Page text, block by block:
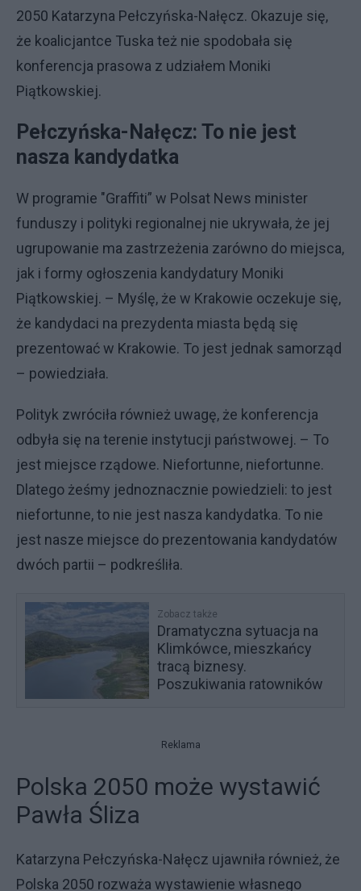
2050 Katarzyna Pełczyńska-Nałęcz. Okazuje się,
że koalicjantce Tuska też nie spodobała się
konferencja prasowa z udziałem Moniki
Piątkowskiej.
Pełczyńska-Nałęcz: To nie jest
nasza kandydatka
W programie "Graffiti” w Polsat News minister
funduszy i polityki regionalnej nie ukrywała, że jej
ugrupowanie ma zastrzeżenia zarówno do miejsca,
jak i formy ogłoszenia kandydatury Moniki
Piątkowskiej. – Myślę, że w Krakowie oczekuje się,
że kandydaci na prezydenta miasta będą się
prezentować w Krakowie. To jest jednak samorząd
– powiedziała.
Polityk zwróciła również uwagę, że konferencja
odbyła się na terenie instytucji państwowej. – To
jest miejsce rządowe. Niefortunne, niefortunne.
Dlatego żeśmy jednoznacznie powiedzieli: to jest
niefortunne, to nie jest nasza kandydatka. To nie
jest nasze miejsce do prezentowania kandydatów
dwóch partii – podkreśliła.
Zobacz także
Dramatyczna sytuacja na
Klimkówce, mieszkańcy
tracą biznesy.
Poszukiwania ratowników
Reklama
Polska 2050 może wystawić
Pawła Śliza
Katarzyna Pełczyńska-Nałęcz ujawniła również, że
Polska 2050 rozważa wystawienie własnego